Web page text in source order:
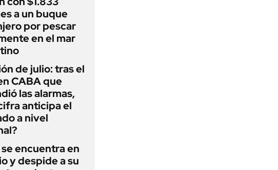
a un buque
por pescar
en el mar
de julio: tras el
CABA que
las alarmas,
anticipa el
a nivel
encuentra en
y despide a su